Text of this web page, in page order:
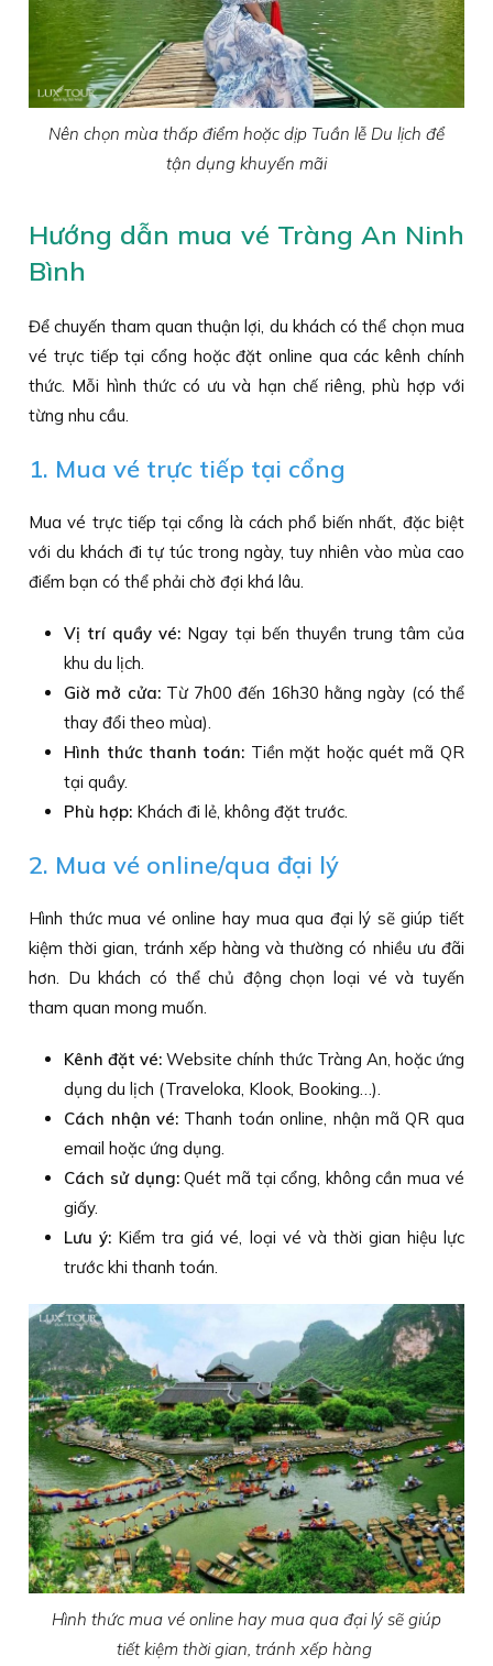
Nên chọn mùa thấp điểm hoặc dịp Tuần lễ Du lịch để
tận dụng khuyến mãi
Hướng dẫn mua vé Tràng An Ninh
Bình
Để chuyến tham quan thuận lợi, du khách có thể chọn mua
vé trực tiếp tại cổng hoặc đặt online qua các kênh chính
thức. Mỗi hình thức có ưu và hạn chế riêng, phù hợp với
từng nhu cầu.
1. Mua vé trực tiếp tại cổng
Mua vé trực tiếp tại cổng là cách phổ biến nhất, đặc biệt
với du khách đi tự túc trong ngày, tuy nhiên vào mùa cao
điểm bạn có thể phải chờ đợi khá lâu.
Vị trí quầy vé: Ngay tại bến thuyền trung tâm của
khu du lịch.
Giờ mở cửa:Từ 7h00 đến 16h30 hằng ngày (có thể
thay đổi theo mùa).
Hình thức thanh toán: Tiền mặt hoặc quét mã QR
tại quầy.
Phù hợp: Khách đi lẻ, không đặt trước.
2. Mua vé online/qua đại lý
Hình thức mua vé online hay mua qua đại lý sẽ giúp tiết
kiệm thời gian, tránh xếp hàng và thường có nhiều ưu đãi
hơn. Du khách có thể chủ động chọn loại vé và tuyến
tham quan mong muốn.
Kênh đặt vé: Website chính thức Tràng An, hoặc ứng
dụng du lịch (Traveloka, Klook, Booking…).
Cách nhận vé: Thanh toán online, nhận mã QR qua
email hoặc ứng dụng.
Cách sử dụng:Quét mã tại cổng, không cần mua vé
giấy.
Lưu ý: Kiểm tra giá vé, loại vé và thời gian hiệu lực
trước khi thanh toán.
Hình thức mua vé online hay mua qua đại lý sẽ giúp
tiết kiệm thời gian, tránh xếp hàng